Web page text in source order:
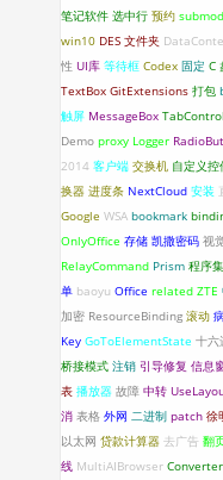
笔记软件 选中行 预约
win10 DES 文件夹
性 UI库 等待框 Codex 固定 C
TextBox GitExtensions 打包
触屏 MessageBox
Demo proxy Logger
2014 客户端 交换机 自定义控
换器 进度条 NextCloud 安装
Google WSA bookmark
OnlyOffice 存储 凯撒密码 视
RelayCommand Prism 程序集
单 baoyu Office related ZTE
加密 ResourceBinding 滚动
Key GoToElementState 十六
桥接模式 注销 引导修复 信息
表 播放器 故障 中转
消 表格 外网 二进制 patch 徐
以太网 贷款计算器 去广告 翻
线 MultiAIBrowser Converter